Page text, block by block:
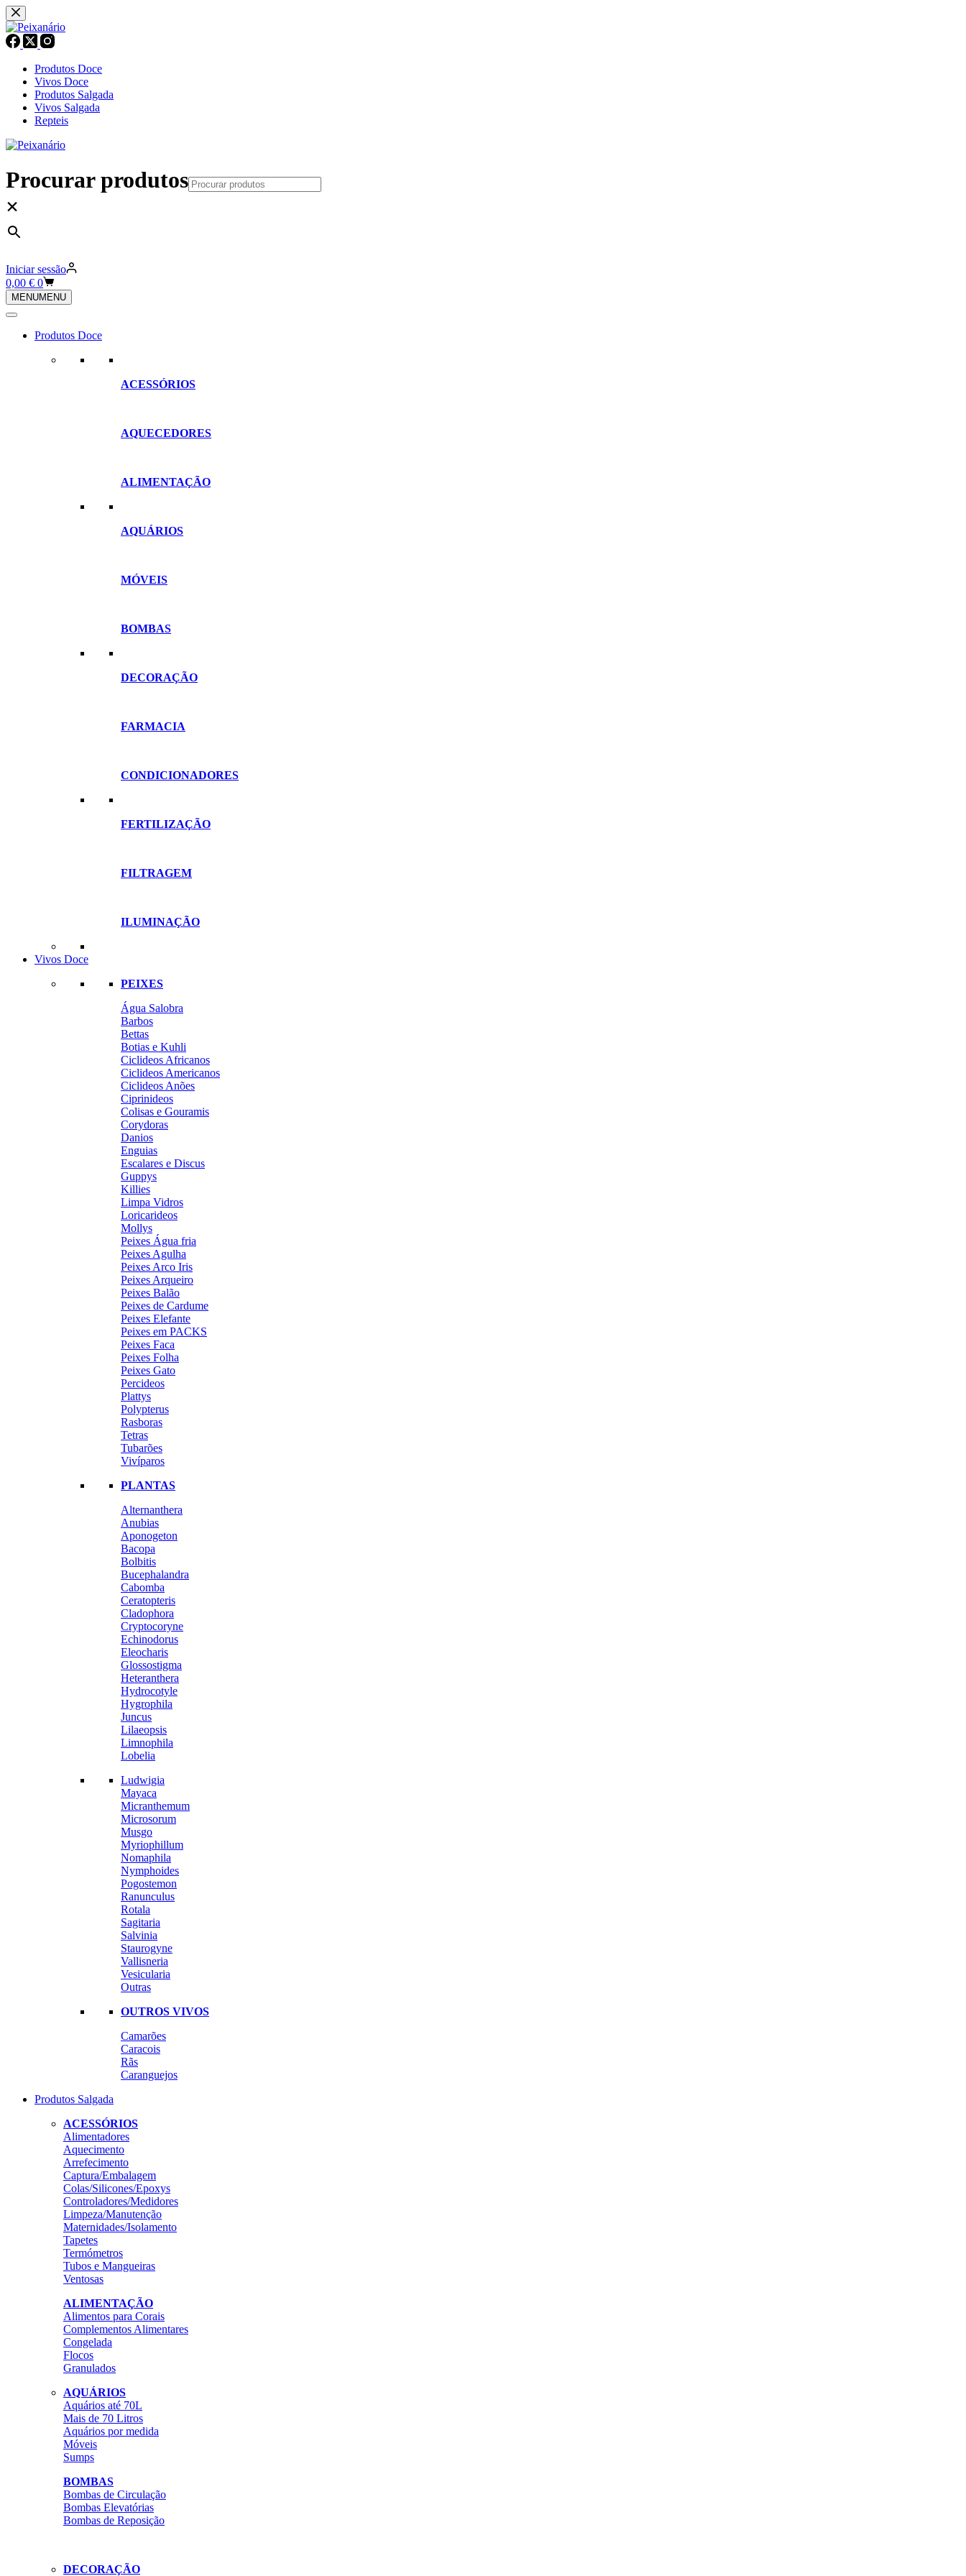
Pular
para
o
conteúdo
Produtos Doce
Vivos Doce
Produtos Salgada
Vivos Salgada
Repteis
Procurar produtos
×
Iniciar sessão
Carrinho
de
compras
0,00 € 0
MENUMENU
Produtos Doce
ACESSÓRIOS
AQUECEDORES
ALIMENTAÇÃO
AQUÁRIOS
MÓVEIS
BOMBAS
DECORAÇÃO
FARMACIA
CONDICIONADORES
FERTILIZAÇÃO
FILTRAGEM
ILUMINAÇÃO
Vivos Doce
PEIXES
Água Salobra
Barbos
Bettas
Botias e Kuhli
Ciclideos Africanos
Ciclideos Americanos
Ciclideos Anões
Ciprinideos
Colisas e Gouramis
Corydoras
Danios
Enguias
Escalares e Discus
Guppys
Killies
Limpa Vidros
Loricarideos
Mollys
Peixes Água fria
Peixes Agulha
Peixes Arco Iris
Peixes Arqueiro
Peixes Balão
Peixes de Cardume
Peixes Elefante
Peixes em PACKS
Peixes Faca
Peixes Folha
Peixes Gato
Percideos
Plattys
Polypterus
Rasboras
Tetras
Tubarões
Vivíparos
PLANTAS
Alternanthera
Anubias
Aponogeton
Bacopa
Bolbitis
Bucephalandra
Cabomba
Ceratopteris
Cladophora
Cryptocoryne
Echinodorus
Eleocharis
Glossostigma
Heteranthera
Hydrocotyle
Hygrophila
Juncus
Lilaeopsis
Limnophila
Lobelia
Ludwigia
Mayaca
Micranthemum
Microsorum
Musgo
Myriophillum
Nomaphila
Nymphoides
Pogostemon
Ranunculus
Rotala
Sagitaria
Salvinia
Staurogyne
Vallisneria
Vesicularia
Outras
OUTROS VIVOS
Camarões
Caracois
Rãs
Caranguejos
Produtos Salgada
ACESSÓRIOS
Alimentadores
Aquecimento
Arrefecimento
Captura/Embalagem
Colas/Silicones/Epoxys
Controladores/Medidores
Limpeza/Manutenção
Maternidades/Isolamento
Tapetes
Termómetros
Tubos e Mangueiras
Ventosas
ALIMENTAÇÃO
Alimentos para Corais
Complementos Alimentares
Congelada
Flocos
Granulados
AQUÁRIOS
Aquários até 70L
Mais de 70 Litros
Aquários por medida
Móveis
Sumps
BOMBAS
Bombas de Circulação
Bombas Elevatórias
Bombas de Reposição
DECORAÇÃO